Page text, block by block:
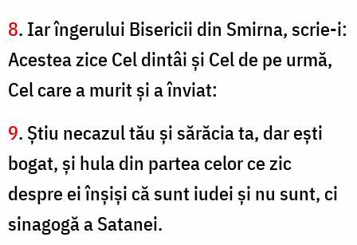
8. Iar îngerului Bisericii din Smirna, scrie-i:
Acestea zice Cel dintâi şi Cel de pe urmă,
Cel care a murit şi a înviat:
9. Ştiu necazul tău şi sărăcia ta, dar eşti
bogat, şi hula din partea celor ce zic
despre ei înşişi că sunt iudei şi nu sunt, ci
sinagogă a Satanei.